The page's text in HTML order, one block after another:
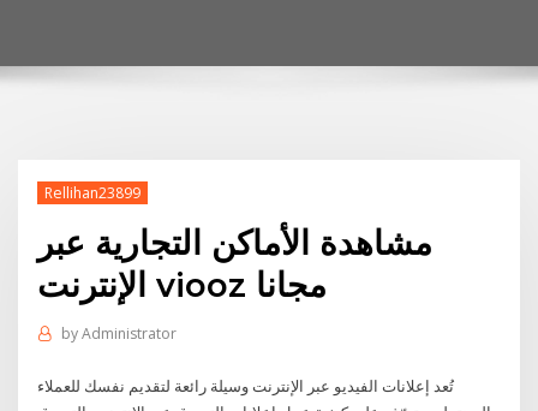
Rellihan23899
مشاهدة الأماكن التجارية عبر
الإنترنت viooz مجانا
byAdministrator
تُعد إعلانات الفيديو عبر الإنترنت وسيلة رائعة لتقديم نفسك للعملاء